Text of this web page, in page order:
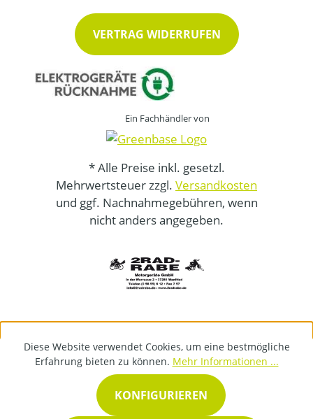
VERTRAG WIDERRUFEN
Ein Fachhändler von
* Alle Preise inkl. gesetzl.
Mehrwertsteuer zzgl. Versandkosten
und ggf. Nachnahmegebühren, wenn
nicht anders angegeben.
Diese Website verwendet Cookies, um eine bestmögliche
Erfahrung bieten zu können. Mehr Informationen ...
KONFIGURIEREN